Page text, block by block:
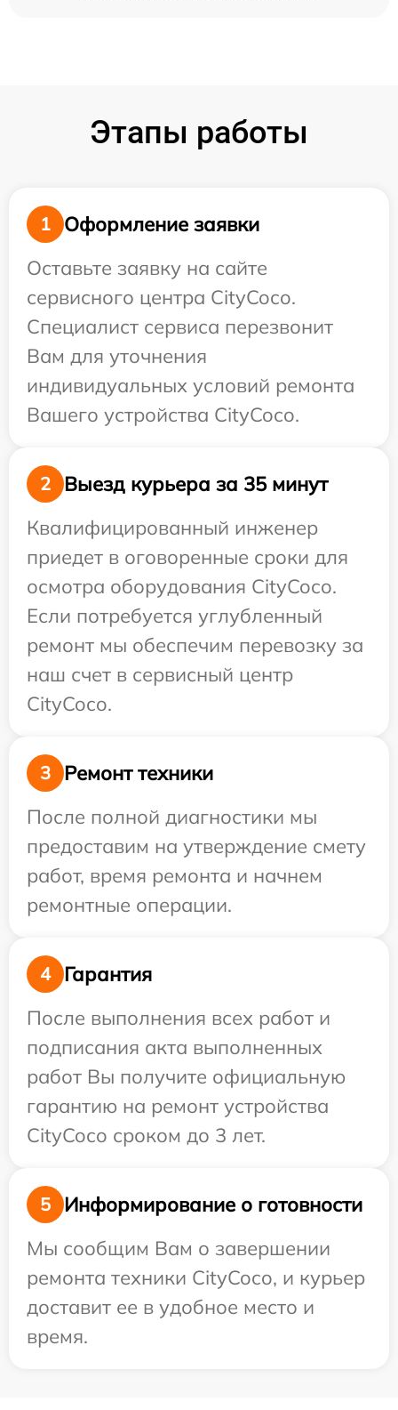
Этапы работы
1
Оформление заявки
Оставьте заявку на сайте
сервисного центра CityCoco.
Специалист сервиса перезвонит
Вам для уточнения
индивидуальных условий ремонта
Вашего устройства CityCoco.
2
Выезд курьера за 35 минут
Квалифицированный инженер
приедет в оговоренные сроки для
осмотра оборудования CityCoco.
Если потребуется углубленный
ремонт мы обеспечим перевозку за
наш счет в сервисный центр
CityCoco.
3
Ремонт техники
После полной диагностики мы
предоставим на утверждение смету
работ, время ремонта и начнем
ремонтные операции.
4
Гарантия
После выполнения всех работ и
подписания акта выполненных
работ Вы получите официальную
гарантию на ремонт устройства
CityCoco сроком до 3 лет.
5
Информирование о готовности
Мы сообщим Вам о завершении
ремонта техники CityCoco, и курьер
доставит ее в удобное место и
время.